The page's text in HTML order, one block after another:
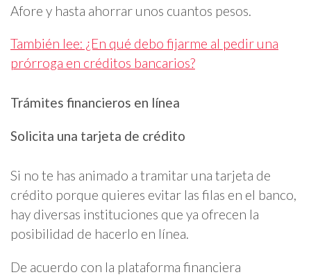
Afore y hasta ahorrar unos cuantos pesos.
También lee: ¿En qué debo fijarme al pedir una
prórroga en créditos bancarios?
Trámites financieros en línea
Solicita una tarjeta de crédito
Si no te has animado a tramitar una tarjeta de
crédito porque quieres evitar las filas en el banco,
hay diversas instituciones que ya ofrecen la
posibilidad de hacerlo en línea.
De acuerdo con la plataforma financiera